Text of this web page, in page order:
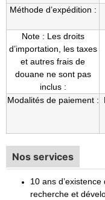
Méthode d’expédition :
Note : Les droits
d’importation, les taxes
et autres frais de
douane ne sont pas
inclus :
Modalités de paiement :
Nos services
10 ans
recherche et